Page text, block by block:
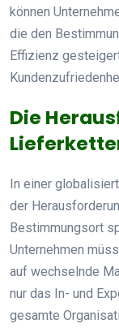
können
die den
Effizienz
Die
In einer
der
Bestimmungsort
Unternehmen
auf wechselnde
nur das In- und
gesamte